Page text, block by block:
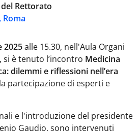
Rettorato
Roma
2025alle 15.30, nell'Aula Organi
è tenuto l’incontro Medicina
dilemmi e riflessioni nell’era
partecipazione di esperti e
e l'introduzione del presidente
Gaudio, sono intervenuti